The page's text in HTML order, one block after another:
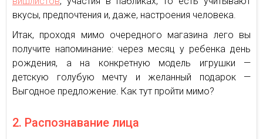
вкусы, предпочтения и, даже, настроения человека.
Итак, проходя мимо очередного магазина лего вы
получите напоминание: через месяц у ребенка день
рождения, а на конкретную модель игрушки —
детскую голубую мечту и желанный подарок —
Выгодное предложение. Как тут пройти мимо?
2. Распознавание лица